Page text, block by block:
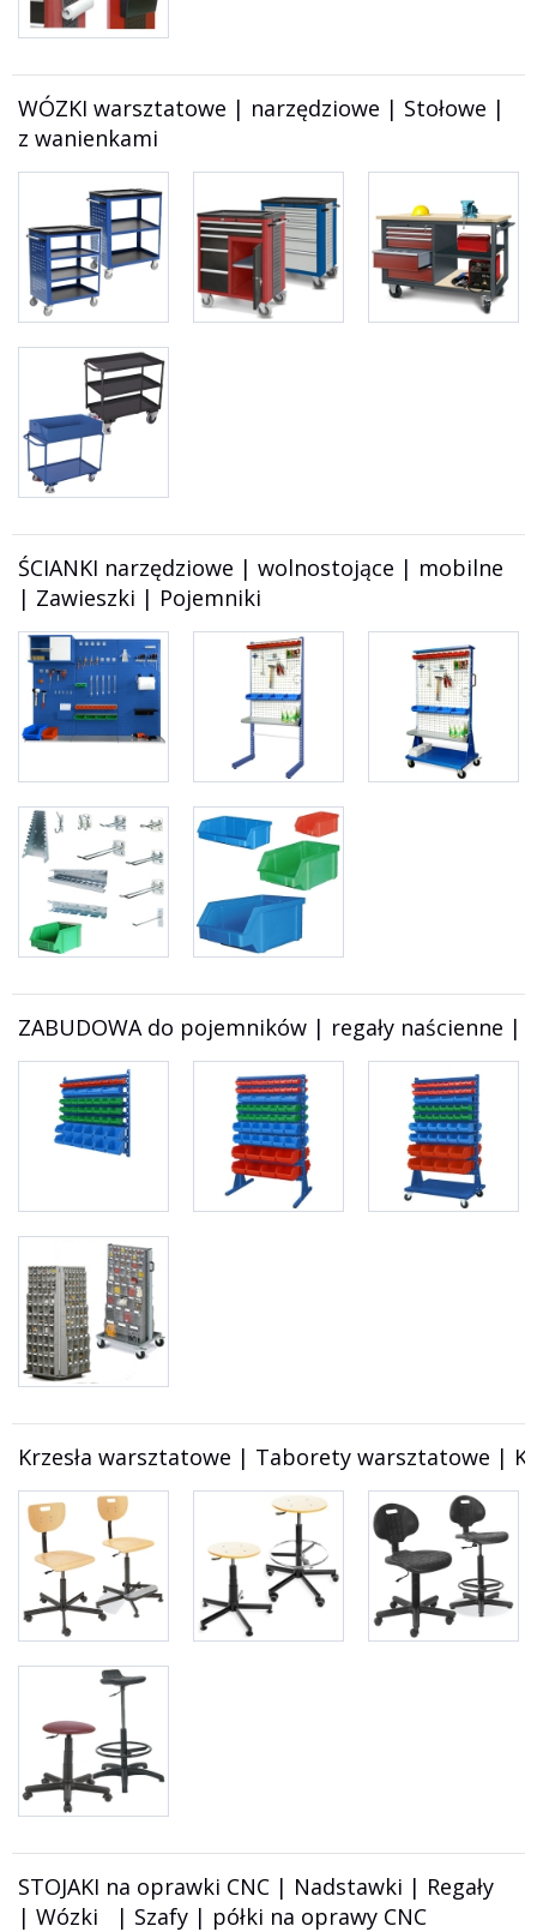
WÓZKI warsztatowe | narzędziowe | Stołowe |
z wanienkami
ŚCIANKI narzędziowe | wolnostojące | mobilne
| Zawieszki | Pojemniki
ZABUDOWA do pojemników | regały naścienne
Krzesła warsztatowe | Taborety warsztatowe |
STOJAKI na oprawki CNC | Nadstawki | Regały
| Wózki | Szafy | półki na oprawy CNC